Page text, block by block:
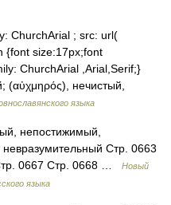
ChurchArial ; src: url(
{font size:17px;font
ChurchArial ,Arial,Serif;}
(αὐχμηρός), нечистый,
языка
непостижимый,
Стр. 0663
0667 Стр. 0668 …
Новый
языка